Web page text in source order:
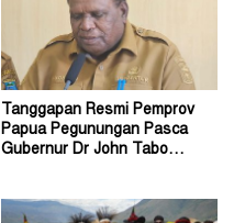
Tanggapan Resmi Pemprov
Papua Pegunungan Pasca
Gubernur Dr John Tabo